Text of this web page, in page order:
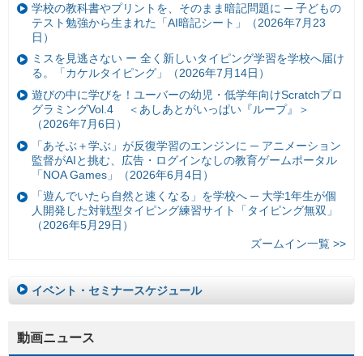
学校の教科書やプリントを、そのまま暗記問題に ─ 子どもの
テスト勉強から生まれた「AI暗記シート」（2026年7月23
日）
ミスを見逃さない ー 全く新しいタイピング学習を学校へ届け
る。「カケルタイピング」（2026年7月14日）
遊びの中に学びを！ユーバーの幼児・低学年向けScratchプロ
グラミングVol.4 ＜あしあとがいっぱい『ループ』＞
（2026年7月6日）
「あそぶ＋学ぶ」が反復学習のエンジンに ─ アニメーション
監督がAIと挑む、広告・ログインなしの教育ゲームポータル
「NOA Games」（2026年6月4日）
「遊んでいたら自然と速くなる」を学校へ ─ 大学1年生が個
人開発した対戦型タイピング練習サイト「タイピング無双」
（2026年5月29日）
ズームイン一覧 >>
イベント・セミナースケジュール
動画ニュース